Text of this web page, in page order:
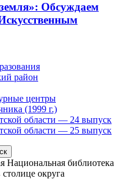
Обсуждаем
район
центры
(1999 г.)
области — 24 выпуск
области — 25 выпуск
Национальная библиотека
округа